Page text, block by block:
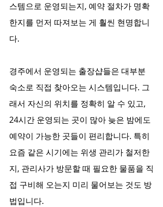
스템으로 운영되는지, 예약 절차가 명확
한지를 먼저 따져보는 게 훨씬 현명합니
다.
경주에서 운영되는 출장샵들은 대부분
숙소로 직접 찾아오는 시스템입니다. 그
래서 자신의 위치를 정확히 알 수 있고,
24시간 운영되는 곳이 많아 늦은 밤에도
예약이 가능한 곳들이 편리합니다. 특히
요즘 같은 시기에는 위생 관리가 철저한
지, 관리사가 방문할 때 필요한 물품을 직
접 구비해 오는지 미리 물어보는 것도 방
법입니다.